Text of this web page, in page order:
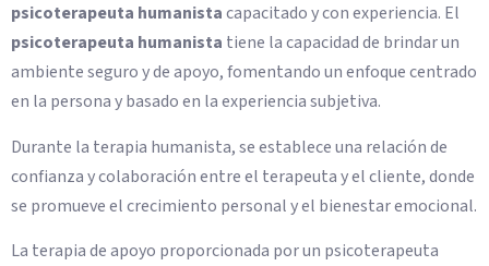
psicoterapeuta humanistacapacitado y con experiencia. El
psicoterapeuta humanista tiene la capacidad de brindar un
ambiente seguro y de apoyo, fomentando un enfoque centrado
en la persona y basado en la experiencia subjetiva.
Durante la terapia humanista, se establece una relación de
confianza y colaboración entre el terapeuta y el cliente, donde
se promueve el crecimiento personal y el bienestar emocional.
La terapia de apoyo proporcionada por un psicoterapeuta